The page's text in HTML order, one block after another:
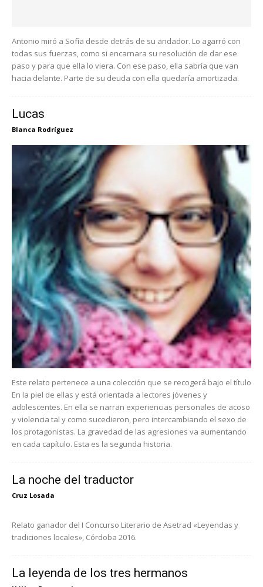
Antonio miró a Sofía desde detrás de su andador. Lo agarró con
todas sus fuerzas, como si encarnara su resolución de dar ese
paso y para que ella lo viera. Con ese paso, ella sabría que van
hacia delante. Parte de su deuda con ella quedaría amortizada.
Lucas
Blanca Rodríguez
Este relato pertenece a una colección que se recogerá bajo el título
En la piel de ellas y está orientada a lectores jóvenes y
adolescentes. En ella se narran experiencias personales de acoso
y violencia tal y como sucedieron, pero intercambiando el sexo de
los protagonistas. La gravedad de las agresiones va aumentando
en cada capítulo. Esta es la segunda historia.
La noche del traductor
Cruz Losada
Relato ganador del I Concurso Literario de Asetrad «Leyendas y
tradiciones locales», Córdoba 2016.
La leyenda de los tres hermanos